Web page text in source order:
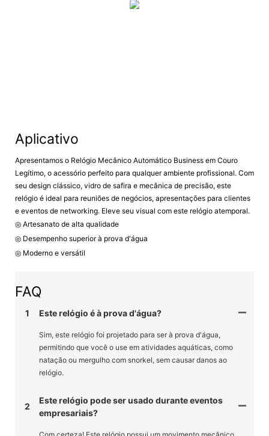
Aplicativo
Apresentamos o Relógio Mecânico Automático Business em Couro
Legítimo, o acessório perfeito para qualquer ambiente profissional. Com
seu design clássico, vidro de safira e mecânica de precisão, este
relógio é ideal para reuniões de negócios, apresentações para clientes
e eventos de networking. Eleve seu visual com este relógio atemporal.
◎ Artesanato de alta qualidade
◎ Desempenho superior à prova d'água
◎ Moderno e versátil
FAQ
1 Este relógio é à prova d'água?
Sim, este relógio foi projetado para ser à prova d'água,
permitindo que você o use em atividades aquáticas, como
natação ou mergulho com snorkel, sem causar danos ao
relógio.
2
Este relógio pode ser usado durante eventos
empresariais?